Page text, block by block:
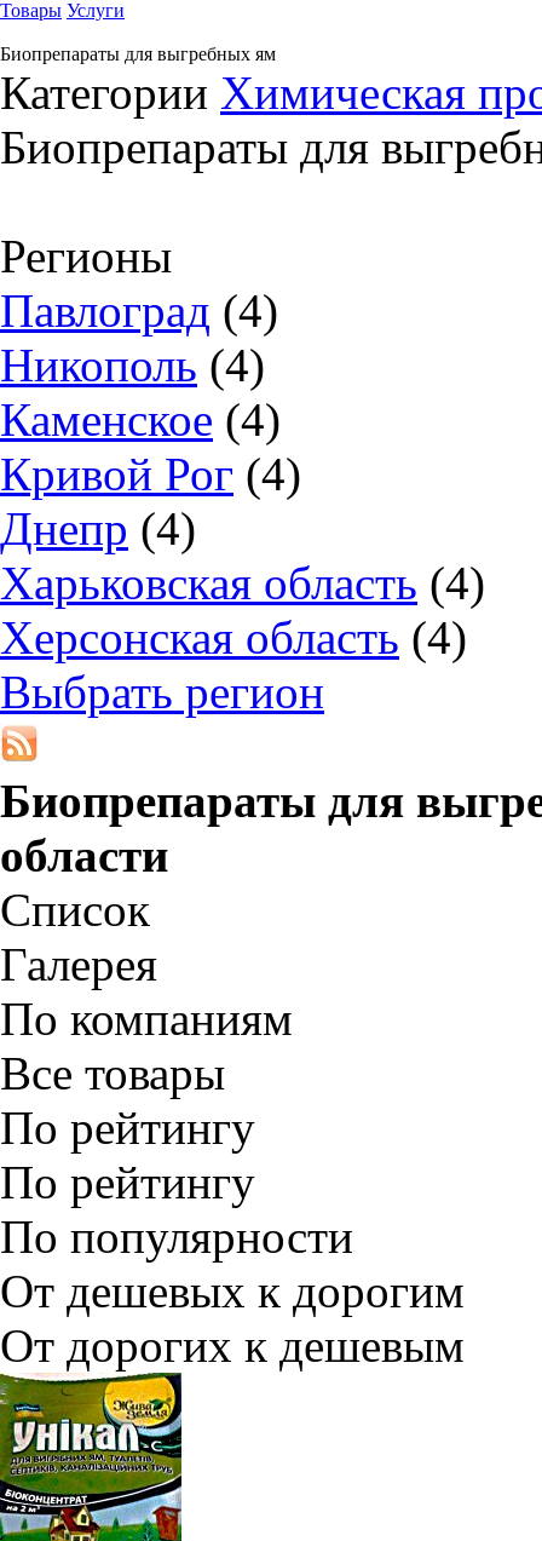
Товары Услуги
Биопрепараты для выгребных ям
Категории Химическая
Биопрепараты для
Регионы
Павлоград (4)
Никополь (4)
Каменское (4)
Кривой Рог (4)
Днепр (4)
Харьковская область (4)
Херсонская область (4)
Выбрать регион
Биопрепараты для
области
Список
Галерея
По компаниям
Все товары
По рейтингу
По рейтингу
По популярности
От дешевых к дорогим
От дорогих к дешевым